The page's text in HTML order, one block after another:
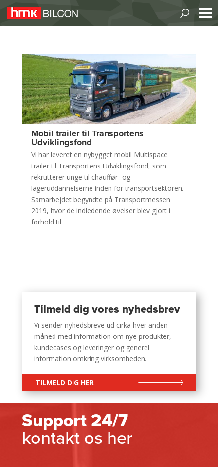
Mobil trailer til Transportens
Udviklingsfond
Vi har leveret en nybygget mobil Multispace
trailer til Transportens Udviklingsfond, som
rekrutterer unge til chauffør- og
lageruddannelserne inden for transportsektoren.
Samarbejdet begyndte på Transportmessen
2019, hvor de indledende øvelser blev gjort i
forhold til...
Tilmeld dig vores nyhedsbrev
Vi sender nyhedsbreve ud cirka hver anden
måned med information om nye produkter,
kundecases og leveringer og generel
information omkring virksomheden.
TILMELD DIG HER
Support 24/7
kontakt os her